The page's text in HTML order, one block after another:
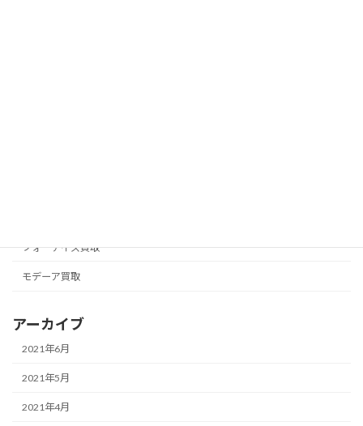
フォーデイズ買取
モデーア買取
アーカイブ
2021年6月
2021年5月
2021年4月